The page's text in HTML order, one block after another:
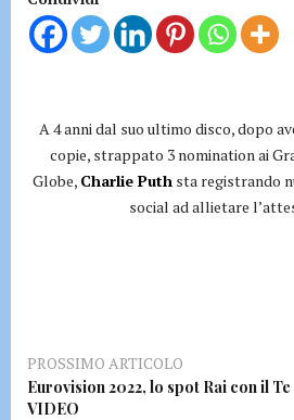
a
t
A 4 anni dal suo ultimo disco, dopo
copie, strappato 3 nomination ai
Globe, Charlie Puth sta registrando
social ad allietare
PROSSIMO ARTICOLO
Eurovision 2022, lo spot Rai con il
VIDEO